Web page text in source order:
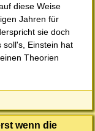
diese Weise
Jahren für
sie doch
soll's, Einstein hat
Theorien
wenn die